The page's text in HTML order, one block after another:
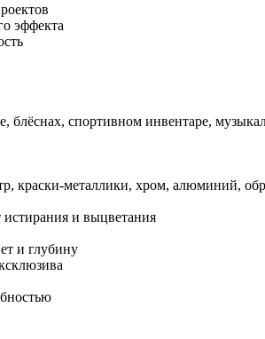
эффекта
блёснах, спортивном инвентаре,
краски-металлики, хром, алюминий,
истирания и выцветания
и глубину